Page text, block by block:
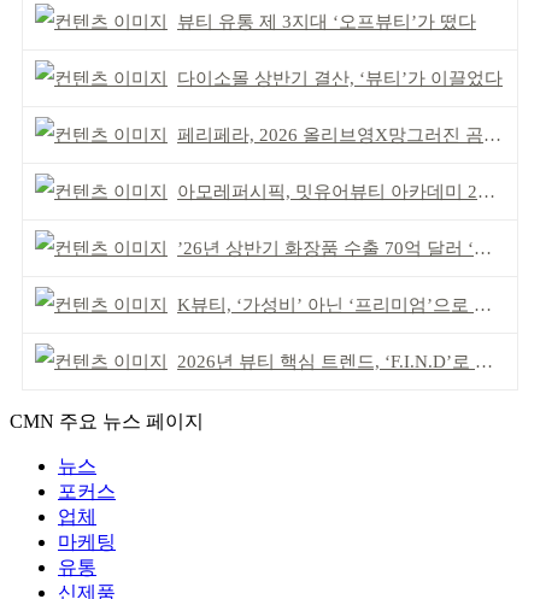
뷰티 유통 제 3지대 ‘오프뷰티’가 떴다
다이소몰 상반기 결산, ‘뷰티’가 이끌었다
페리페라, 2026 올리브영X망그러진 곰 콜라보
아모레퍼시픽, 밋유어뷰티 아카데미 2기 발대식
’26년 상반기 화장품 수출 70억 달러 ‘역대 최고’
K뷰티, ‘가성비’ 아닌 ‘프리미엄’으로 승부걸어야
2026년 뷰티 핵심 트렌드, ‘F.I.N.D’로 읽는다
CMN 주요 뉴스 페이지
뉴스
포커스
업체
마케팅
유통
신제품